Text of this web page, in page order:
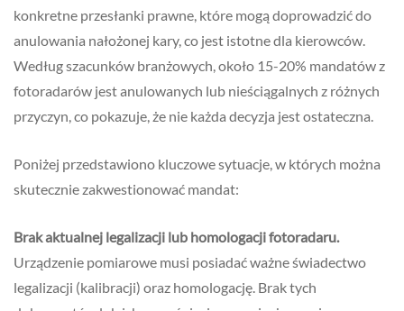
konkretne przesłanki prawne, które mogą doprowadzić do
anulowania nałożonej kary, co jest istotne dla kierowców.
Według szacunków branżowych, około 15-20% mandatów z
fotoradarów jest anulowanych lub nieściągalnych z różnych
przyczyn, co pokazuje, że nie każda decyzja jest ostateczna.
Poniżej przedstawiono kluczowe sytuacje, w których można
skutecznie zakwestionować mandat:
Brak aktualnej legalizacji lub homologacji fotoradaru.
Urządzenie pomiarowe musi posiadać ważne świadectwo
legalizacji (kalibracji) oraz homologację. Brak tych